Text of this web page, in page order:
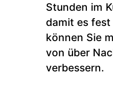
Stunden im
damit es
können Sie
von über
verbessern.